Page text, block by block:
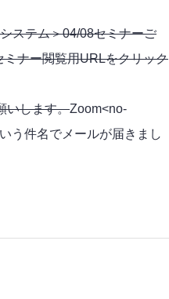
ステム＞04/08セミナーご
ナー閲覧用URLをクリック
いします。Zoom<no-
う件名でメールが届きまし